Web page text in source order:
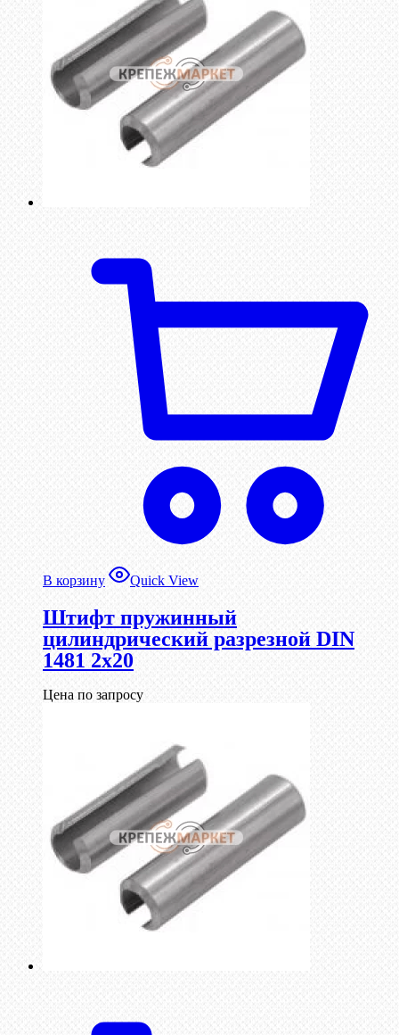
В корзину Quick View
Штифт пружинный
цилиндрический разрезной DIN
1481 2х20
Цена по запросу